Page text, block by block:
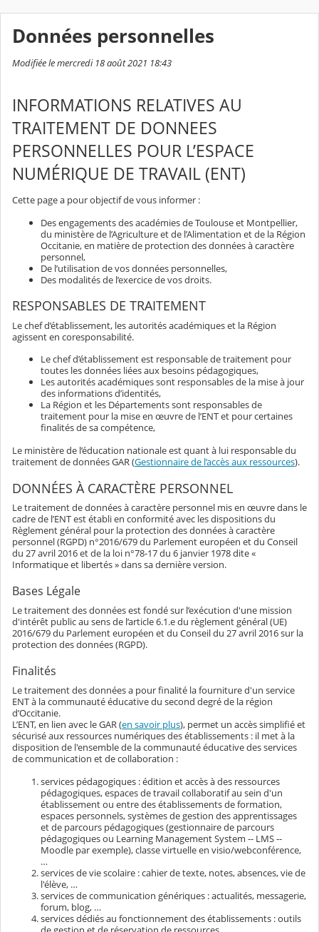
Données personnelles
Modifiée le mercredi 18 août 2021 18:43
INFORMATIONS RELATIVES AU
TRAITEMENT DE DONNEES
PERSONNELLES POUR L’ESPACE
NUMÉRIQUE DE TRAVAIL (ENT)
Cette page a pour objectif de vous informer :
Des engagements des académies de Toulouse et Montpellier,
du ministère de l’Agriculture et de l’Alimentation et de la Région
Occitanie, en matière de protection des données à caractère
personnel,
De l’utilisation de vos données personnelles,
Des modalités de l’exercice de vos droits.
RESPONSABLES DE TRAITEMENT
Le chef d’établissement, les autorités académiques et la Région
agissent en coresponsabilité.
Le chef d’établissement est responsable de traitement pour
toutes les données liées aux besoins pédagogiques,
Les autorités académiques sont responsables de la mise à jour
des informations d’identités,
La Région et les Départements sont responsables de
traitement pour la mise en œuvre de l’ENT et pour certaines
finalités de sa compétence,
Le ministère de l’éducation nationale est quant à lui responsable du
traitement de données GAR (Gestionnaire de l’accès aux ressources).
DONNÉES À CARACTÈRE PERSONNEL
Le traitement de données à caractère personnel mis en œuvre dans le
cadre de l’ENT est établi en conformité avec les dispositions du
Règlement général pour la protection des données à caractère
personnel (RGPD) n°2016/679 du Parlement européen et du Conseil
du 27 avril 2016 et de la loi n°78-17 du 6 janvier 1978 dite «
Informatique et libertés » dans sa dernière version.
Bases Légale
Le traitement des données est fondé sur l’exécution d'une mission
d'intérêt public au sens de l’article 6.1.e du règlement général (UE)
2016/679 du Parlement européen et du Conseil du 27 avril 2016 sur la
protection des données (RGPD).
Finalités
Le traitement des données a pour finalité la fourniture d'un service
ENT à la communauté éducative du second degré de la région
d’Occitanie.
L’ENT, en lien avec le GAR (en savoir plus), permet un accès simplifié et
sécurisé aux ressources numériques des établissements : il met à la
disposition de l'ensemble de la communauté éducative des services
de communication et de collaboration :
services pédagogiques : édition et accès à des ressources
pédagogiques, espaces de travail collaboratif au sein d'un
établissement ou entre des établissements de formation,
espaces personnels, systèmes de gestion des apprentissages
et de parcours pédagogiques (gestionnaire de parcours
pédagogiques ou Learning Management System -- LMS --
Moodle par exemple), classe virtuelle en visio/webconférence,
…
services de vie scolaire : cahier de texte, notes, absences, vie de
l'élève, …
services de communication génériques : actualités, messagerie,
forum, blog, …
services dédiés au fonctionnement des établissements : outils